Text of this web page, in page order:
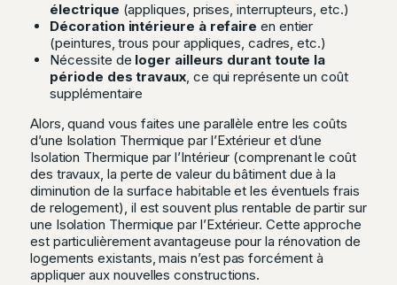
électrique (appliques, prises, interrupteurs, etc.)
Décoration intérieure à refaire en entier
(peintures, trous pour appliques, cadres, etc.)
Nécessite de loger ailleurs durant toute la
période des travaux, ce qui représente un coût
supplémentaire
Alors, quand vous faites une parallèle entre les coûts
d’une Isolation Thermique par l’Extérieur et d’une
Isolation Thermique par l’Intérieur (comprenant le coût
des travaux, la perte de valeur du bâtiment due à la
diminution de la surface habitable et les éventuels frais
de relogement), il est souvent plus rentable de partir sur
une Isolation Thermique par l’Extérieur. Cette approche
est particulièrement avantageuse pour la rénovation de
logements existants, mais n’est pas forcément à
appliquer aux nouvelles constructions.